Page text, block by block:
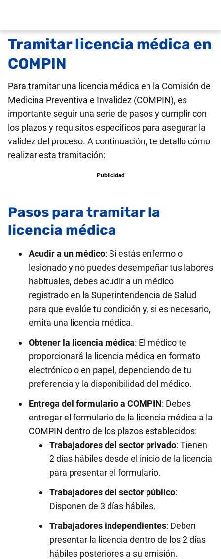
Tramitar licencia médica en
COMPIN
Para tramitar una licencia médica en la Comisión de
Medicina Preventiva e Invalidez (COMPIN), es
importante seguir una serie de pasos y cumplir con
los plazos y requisitos específicos para asegurar la
validez del proceso. A continuación, te detallo cómo
realizar esta tramitación:
Pasos para tramitar la
licencia médica
Acudir a un médico: Si estás enfermo o
lesionado y no puedes desempeñar tus labores
habituales, debes acudir a un médico
registrado en la Superintendencia de Salud
para que evalúe tu condición y, si es necesario,
emita una licencia médica.
Obtener la licencia médica: El médico te
proporcionará la licencia médica en formato
electrónico o en papel, dependiendo de tu
preferencia y la disponibilidad del médico.
Entrega del formulario a COMPIN: Debes
entregar el formulario de la licencia médica a la
COMPIN dentro de los plazos establecidos:
Trabajadores del sector privado: Tienen
2 días hábiles desde el inicio de la licencia
para presentar el formulario.
Trabajadores del sector público:
Disponen de 3 días hábiles.
Trabajadores independientes: Deben
presentar la licencia dentro de los 2 días
hábiles posteriores a su emisión.